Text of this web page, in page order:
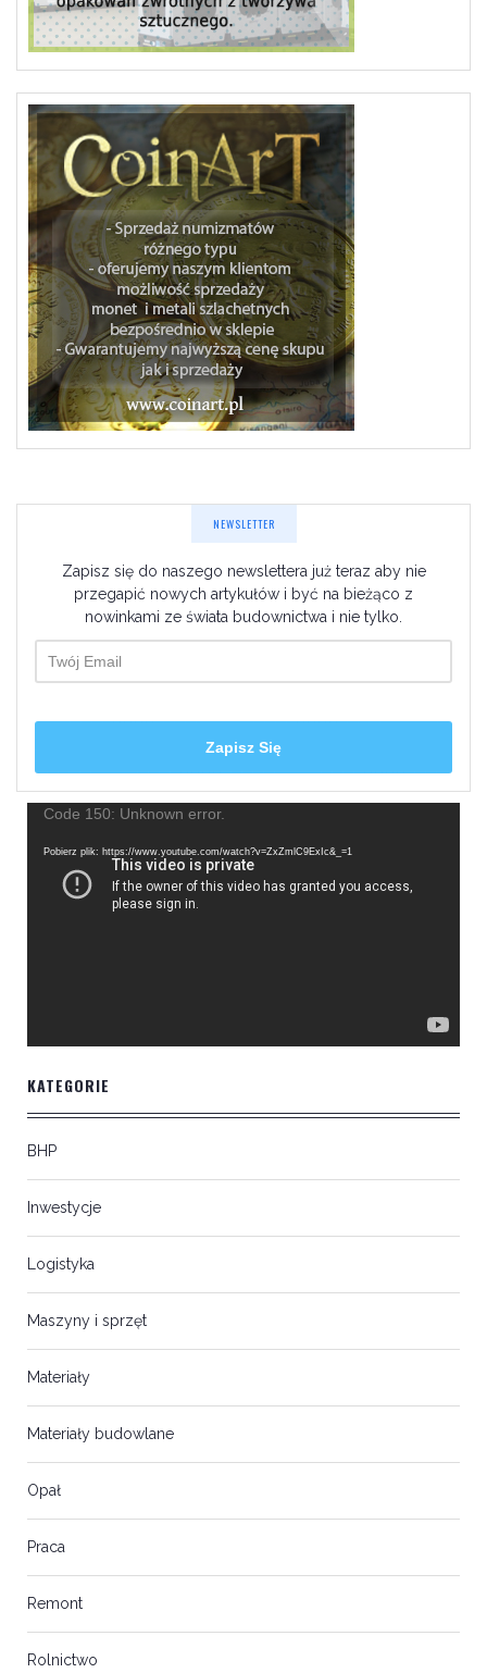
NEWSLETTER
Zapisz się do naszego newslettera już teraz aby nie
przegapić nowych artykułów i być na bieżąco z
nowinkami ze świata budownictwa i nie tylko.
Odtwarzacz
Code 150: Unknown error.
Pobierz plik: https://www.youtube.com/watch?v=ZxZmlC9ExIc&_=1
KATEGORIE
BHP
Inwestycje
Logistyka
Maszyny i sprzęt
Materiały
Materiały budowlane
Opał
Praca
Remont
Rolnictwo